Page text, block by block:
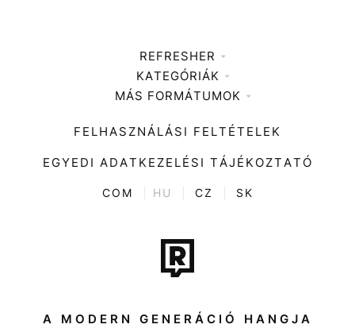
REFRESHER
Médiaajánlat
KATEGÓRIÁK
Zene
Divat
Kultúra
ENTR
Tech-Tudomány
Sport
Társadalom
MÁS FORMÁTUMOK
FELHASZNÁLÁSI FELTÉTELEK
EGYEDI ADATKEZELÉSI TÁJÉKOZTATÓ
COM HU CZ SK
A MODERN GENERÁCIÓ HANGJA